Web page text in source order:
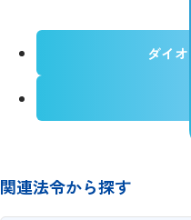
ダイオ
関連法令から探す